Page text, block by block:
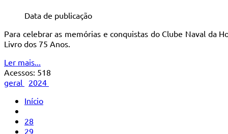
Data de publicação
Para celebrar as memórias e conquistas do Clube Naval da
Livro dos 75 Anos.
Ler mais...
Acessos: 518
geral
2024
Início
28
29